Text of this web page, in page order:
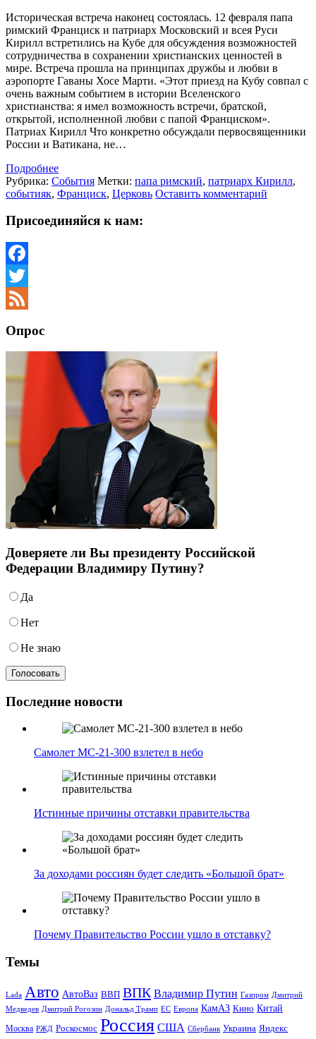
Историческая встреча наконец состоялась. 12 февраля папа
римский Франциск и патриарх Московский и всея Руси
Кирилл встретились на Кубе для обсуждения возможностей
сотрудничества в сохранении христианских ценностей в
мире. Встреча прошла на принципах дружбы и любви в
аэропорте Гаваны Хосе Марти. «Этот приезд на Кубу совпал с
очень важным событием в истории Вселенского
христианства: я имел возможность встречи, братской,
открытой, исполненной любви с папой Франциском».
Патриах Кирилл Что конкретно обсуждали первосвященники
России и Ватикана, не…
Подробнее
Рубрика: События Метки: папа римский, патриарх Кирилл,
событияк, Франциск, Церковь Оставить комментарий
Присоединяйся к нам:
Facebook
Twitter
Опрос
Доверяете ли Вы президенту Российской
Федерации Владимиру Путину?
Да
Нет
Не знаю
Последние новости
Самолет МС-21-300 взлетел в небо
Истинные причины отставки правительства
За доходами россиян будет следить «Большой брат»
Почему Правительство России ушло в отставку?
Темы
Lada Авто АвтоВаз ВВП ВПК Владимир Путин Газпром Дмитрий
Медведев Дмитрий Рогозин Дональд Трамп ЕС Европа КамАЗ Кино Китай
Москва РЖД Роскосмос Россия США Сбербанк Украина Яндекс